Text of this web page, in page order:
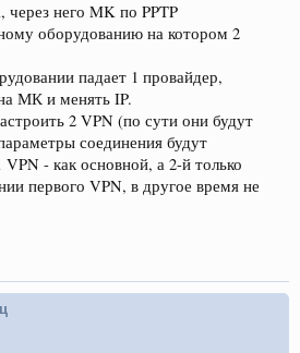
него MK по PPTP
оборудованию на котором 2
падает 1 провайдер,
МК и менять IP.
2 VPN (по сути они будут
соединения будут
- как основной, а 2-й только
первого VPN, в другое время не